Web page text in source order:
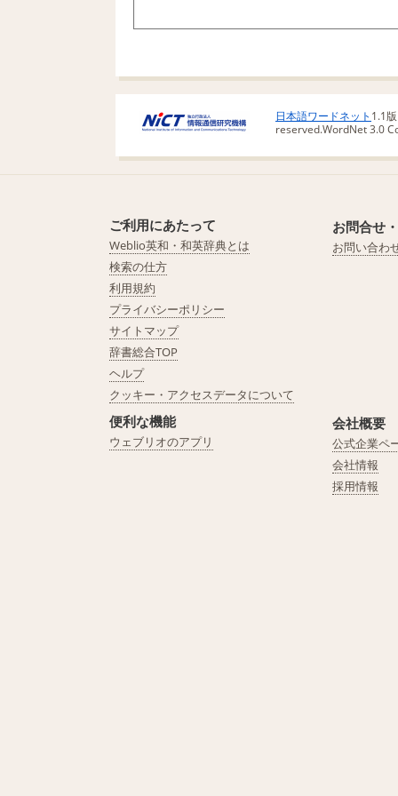
日本語ワードネット 1.1
reserved.WordNet 3.0
ご利用にあたって
Weblio英和・和英辞典とは
検索の仕方
利用規約
プライバシーポリシー
サイトマップ
辞書総合TOP
ヘルプ
クッキー・アクセスデータについて
便利な機能
ウェブリオのアプリ
お問合せ
お問い合わ
会社概要
公式企業ペ
会社情報
採用情報